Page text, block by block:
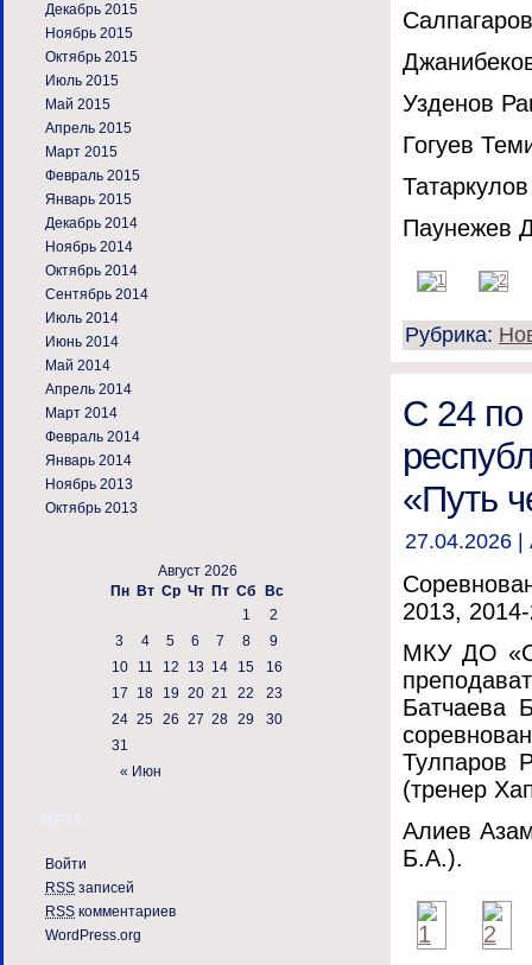
Декабрь 2015
Ноябрь 2015
Октябрь 2015
Июль 2015
Май 2015
Апрель 2015
Март 2015
Февраль 2015
Январь 2015
Декабрь 2014
Ноябрь 2014
Октябрь 2014
Сентябрь 2014
Июль 2014
Июнь 2014
Май 2014
Апрель 2014
Март 2014
Февраль 2014
Январь 2014
Ноябрь 2013
Октябрь 2013
Август 2026
Пн
Вт Ср Чт Пт Сб Вс
« Июн
1
2
3
4 5 6 7 8
9
10
11 12 13 14 15
16
17
18 19 20 21 22
23
24 25 26 27 28 29
30
31
МЕТА
Войти
RSS записей
RSS комментариев
WordPress.org
Узденов
Гогуев
Паунежев
Рубрика:
С 24 по
«Путь
27.04.2026 |
2013,
МКУ ДО
Батчаева
Тулпаров
(тренер
Алиев
Б.А.).